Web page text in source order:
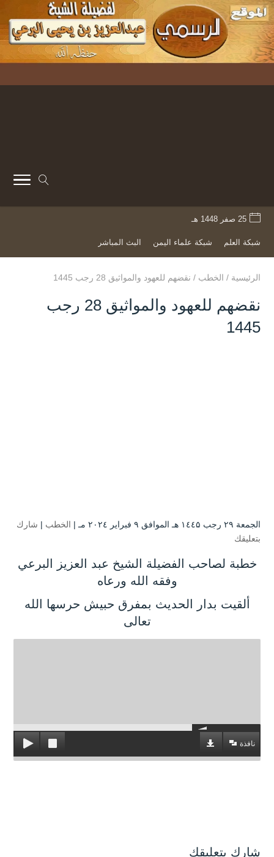
25 صفر 1448 هـ
شبكة العلم شبكة علماء اليمن البث المباشر
الرئيسية / الخطب / نقضهم للعهود والمواثيق 28 رجب 1445
نقضهم للعهود والمواثيق 28 رجب
1445
الجمعة ۲۹ رجب ۱٤٤۵ هـ الموافق ۹ فبراير ۲۰۲٤ مـ | الخطب | شارك
بتعليقك
خطبة لصاحب الفضيلة الشيخ عبد العزيز البرعي
وفقه الله ورعاه
ألقيت بدار الحديث بمفرق حبيش حرسها الله
تعالى
نافذة
شارك بتعليقك